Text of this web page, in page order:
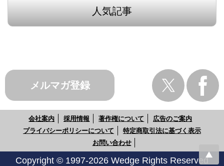
人気記事
メルマガ登録
会社案内 採用情報 著作権について
広告のご案内
プライバシーポリシーについて
特定商取引法に基づく表示
お問い合わせ
Copyright © 1997-2026 Wedge Rights Reserved